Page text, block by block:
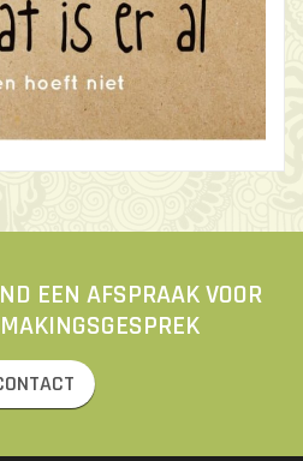
EEN AFSPRAAK VOOR